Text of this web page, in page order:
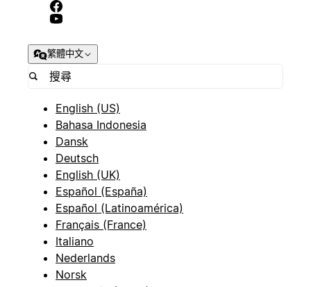
繁體中文
English (US)
Bahasa Indonesia
Dansk
Deutsch
English (UK)
Español (España)
Español (Latinoamérica)
Français (France)
Italiano
Nederlands
Norsk